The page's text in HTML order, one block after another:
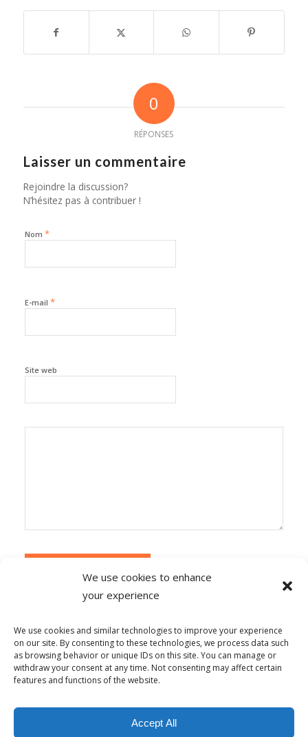
We use cookies to enhance
your experience
We use cookies and similar technologies to improve your experience
on our site. By consenting to these technologies, we process data such
as browsing behavior or unique IDs on this site. You can manage or
withdraw your consent at any time. Not consenting may affect certain
features and functions of the website.
Accept All
0
RÉPONSES
Laisser un commentaire
Rejoindre la discussion?
N’hésitez pas à contribuer !
Nom *
E-mail *
Site web
Ce site utilise Akismet pour réduire les
données de vos commentaires sont traitées.
© Copyright - Alpha-b 2019-2026 -powered by Enfold WordPress